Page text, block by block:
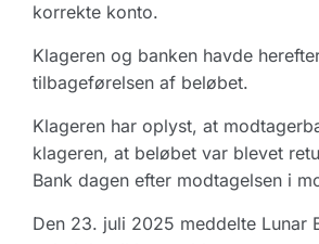
korrekte konto.
Klageren og banken havde
tilbageførelsen af beløbet.
Klageren har oplyst, at
klageren, at beløbet var blevet
Bank dagen efter modtagelsen i
Den 23. juli 2025 meddelte Lunar